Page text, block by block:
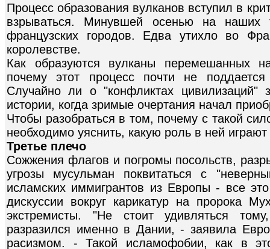
Процесс образования вулканов вступил в
взрываться. Минувшей осенью на наших
французских городов. Едва утихло во
королевстве.
Как образуются вулканы перемешанных
почему этот процесс почти не
Случайно ли о "конфликтах цивилизаций"
истории, когда зримые очертания начал
Чтобы разобраться в том, почему с такой
необходимо уяснить, какую роль в ней
Третье плечо
Сожжения флагов и погромы посольств,
угрозы мусульман поквитаться с
исламских иммигрантов из Европы - все
дискуссии вокруг карикатур на пророка
экстремисты. "Не стоит удивляться
разразился именно в Дании, - заявила
расизмом. - Такой исламофобии, как в